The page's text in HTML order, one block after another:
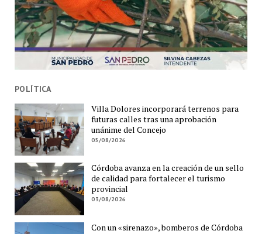
POLÍTICA
Villa Dolores incorporará terrenos para
futuras calles tras una aprobación
unánime del Concejo
05/08/2026
Córdoba avanza en la creación de un sello
de calidad para fortalecer el turismo
provincial
03/08/2026
Con un «sirenazo», bomberos de Córdoba